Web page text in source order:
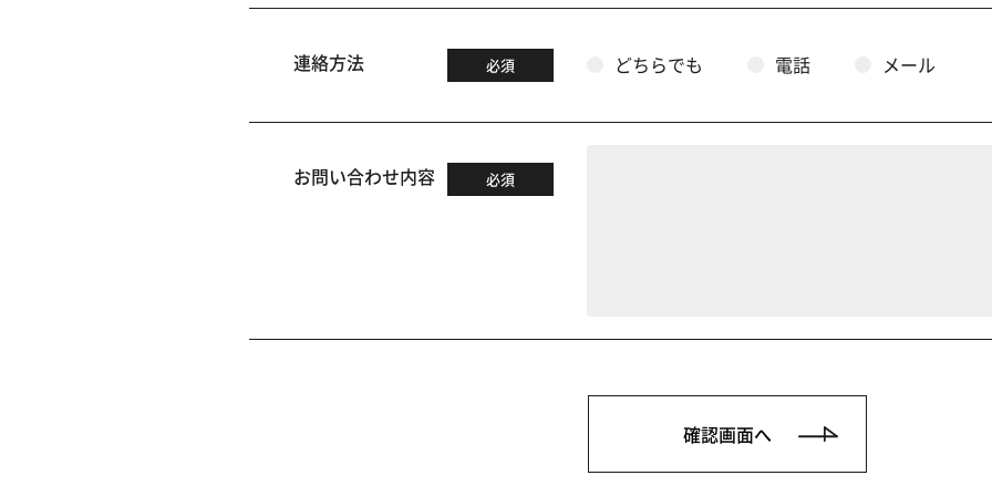
連絡方法 必須 どちらでも 電話 メール
お問い合わせ内容 必須